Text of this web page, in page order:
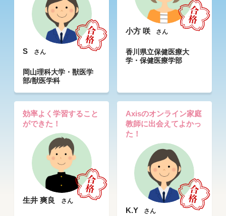
S さん
岡山理科大学・獣医学
部/獣医学科
小方 咲 さん
香川県立保健医療大
学・保健医療学部
効率よく学習すること
ができた！
生井 爽良 さん
Axisのオンライン家庭
教師に出会えてよかっ
た！
K.Y さん